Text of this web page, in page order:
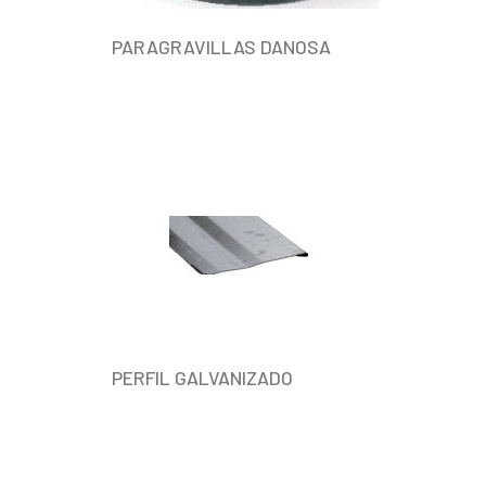
PARAGRAVILLAS DANOSA
PERFIL GALVANIZADO